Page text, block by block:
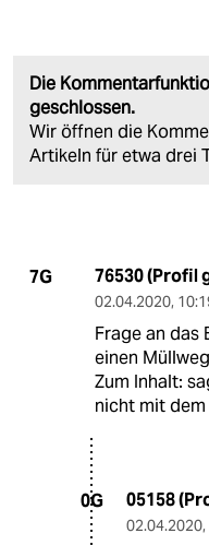
Die
geschlossen.
Wir öffnen die
Artikeln für etwa drei
7G 76530 (Profil
02.04.2020,
Frage an das
einen
Zum Inhalt:
nicht mit dem
0G 05158
02.04.2020,